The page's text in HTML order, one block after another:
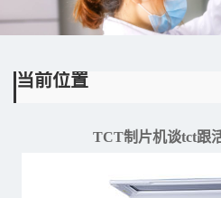
当前位置
TCT制片机谈tct跟